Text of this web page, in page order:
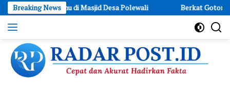
Skip
to
content
Breaking News
di Masjid Desa Polewali Berkat Gotong Royong,
dan
Akurat
Hadirkan
Fakta